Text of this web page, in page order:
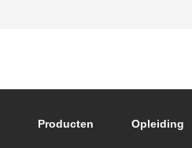
Footer main
Producten Opleiding